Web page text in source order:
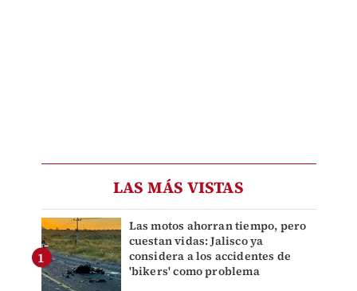
LAS MÁS VISTAS
Las motos ahorran tiempo, pero
cuestan vidas: Jalisco ya
considera a los accidentes de
'bikers' como problema